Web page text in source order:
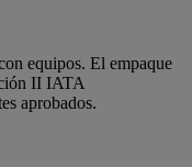
equipos. El empaque
II IATA
aprobados.